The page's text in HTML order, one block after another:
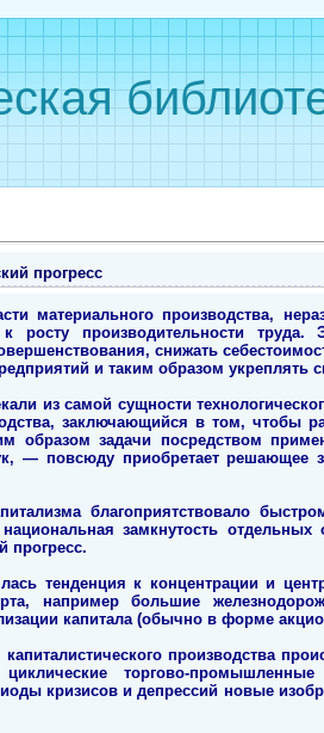
прогресс
материального производства,
росту производительности
снижать
и таким образом укреплять
из самой сущности
заключающийся в том, чтобы
образом задачи посредством
— повсюду приобретает
благоприятствовало
замкнутость
прогресс.
тенденция к концентрации и
например большие
капитала (обычно в форме
производства
торгово-
кризисов и депрессий новые